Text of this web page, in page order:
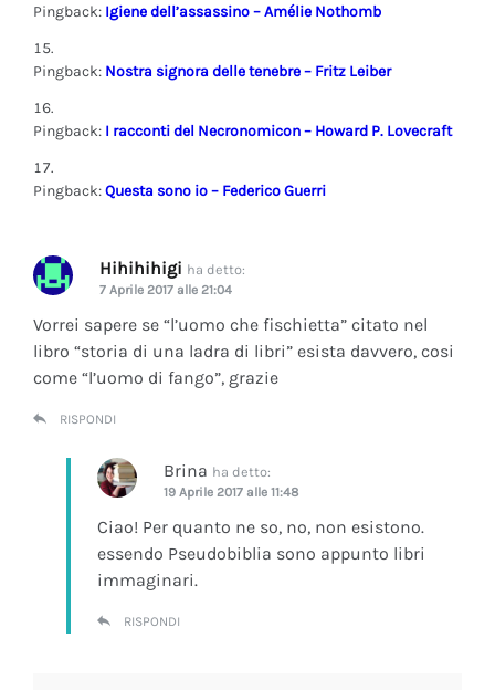
Pingback: Igiene dell’assassino – Amélie Nothomb
Pingback: Nostra signora delle tenebre – Fritz Leiber
Pingback: I racconti del Necronomicon – Howard P. Lovecraft
Pingback:Questa sono io – Federico Guerri
Hihihihigi ha detto:
7 Aprile 2017 alle 21:04
Vorrei sapere se “l’uomo che fischietta” citato nel
libro “storia di una ladra di libri” esista davvero, cosi
come “l’uomo di fango”, grazie
RISPONDI
Brina ha detto:
19 Aprile 2017 alle 11:48
Ciao! Per quanto ne so, no, non esistono.
essendo Pseudobiblia sono appunto libri
immaginari.
RISPONDI